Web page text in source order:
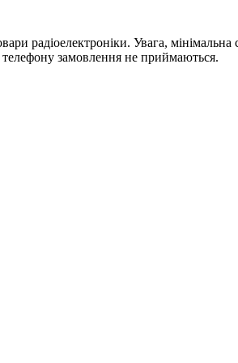
Увага, мінімальна
замовлення не приймаються.